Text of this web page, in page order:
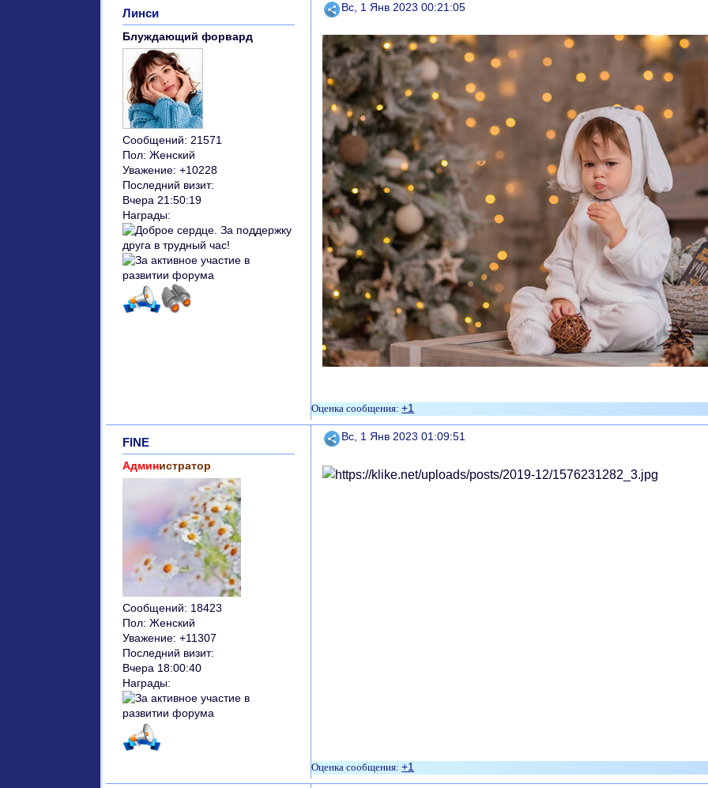
Поделиться
Вс, 1 Янв 2023 00:21:05
Линси
Блуждающий форвард
Сообщений: 21571
Пол: Женский
Уважение: +10228
Последний визит:
Вчера 21:50:19
Награды:
+1
Поделиться
Вс, 1 Янв 2023 01:09:51
FINE
Администратор
Сообщений: 18423
Пол: Женский
Уважение: +11307
Последний визит:
Вчера 18:00:40
Награды:
+1